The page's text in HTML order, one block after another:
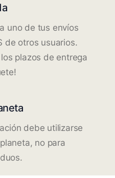
uno de tus envíos
de otros usuarios.
plazos de entrega
debe utilizarse
no para